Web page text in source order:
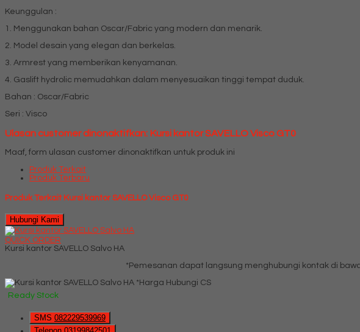
Keunggulan :
1. Menggunakan bahan Oscar/Fabric yang modern dan menarik.
2. Model desain yang elegan dan berkelas.
3. Armrest yang memberikan kenyamanan.
4. Gaslift hydrolic memudahkan dalam menyesuaikan tinggi tempat duduk.
Bahan : Oscar/Fabric
Seri : Visco
Ulasan customer dinonaktifkan: Kursi kantor SAVELLO Visco GT0
Maaf, form ulasan customer dinonaktifkan untuk produk ini
Produk Terkait
Produk Terbaru
Produk Terkait Kursi kantor SAVELLO Visco GT0
Hubungi Kami
QUICK ORDER
Kursi kantor SAVELLO Salvo HA
*Pemesanan dapat langsung menghubungi kontak di
*Harga Hubungi CS
Ready Stock
SMS 082229539969